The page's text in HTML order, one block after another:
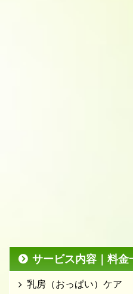
サービス内容｜料金
乳房（おっぱい）ケア